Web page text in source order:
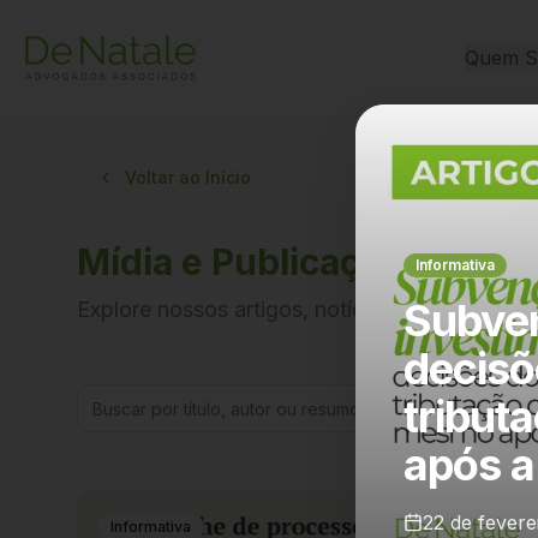
Quem
Voltar ao Início
Mídia e Publicações
Explore nossos artigos, notícias e insights
Informativa
Informativa
após
22 de